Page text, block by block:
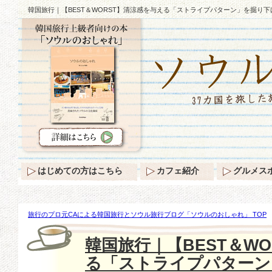
韓国旅行｜【BEST＆WORST】清涼感を与える「ストライプパターン」を掘り下
旅行のプロ元CAによる韓国旅行とソウル旅行ブログ「ソウルのおしゃれ」 TOP
WORST】清涼感を与える「ストライプパターン」を掘り下げてみる！
韓国旅行｜【BEST＆
る「ストライプパター
はじめての方はこちら カフェ紹介 グルメス